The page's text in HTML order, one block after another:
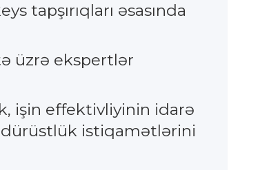
tapşırıqları əsasında
üzrə ekspertlər
işin effektivliyinin idarə
dürüstlük istiqamətlərini